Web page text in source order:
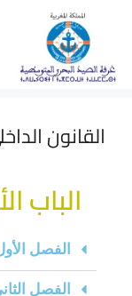
القانون
الباب
الفصل
الفصل